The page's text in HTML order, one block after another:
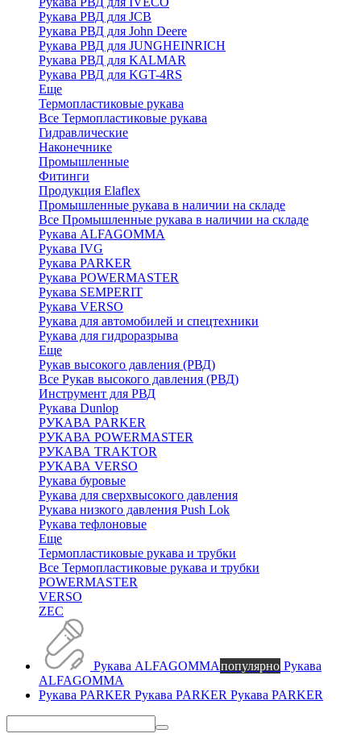
Рукава РВД для JCB
Рукава РВД для John Deere
Рукава РВД для JUNGHEINRICH
Рукава РВД для KALMAR
Рукава РВД для KGT-4RS
Еще
Термопластиковые рукава
Все Термопластиковые рукава
Гидравлические
Наконечнике
Промышленные
Фитинги
Продукция Elaflex
Промышленные рукава в наличии на складе
Все Промышленные рукава в наличии на складе
Рукава ALFAGOMMA
Рукава IVG
Рукава PARKER
Рукава POWERMASTER
Рукава SEMPERIT
Рукава VERSO
Рукава для автомобилей и спецтехники
Рукава для гидроразрыва
Еще
Рукав высокого давления (РВД)
Все Рукав высокого давления (РВД)
Инструмент для РВД
Рукава Dunlop
РУКАВА PARKER
РУКАВА POWERMASTER
РУКАВА TRAKTOR
РУКАВА VERSO
Рукава буровые
Рукава для сверхвысокого давления
Рукава низкого давления Push Lok
Рукава тефлоновые
Еще
Термопластиковые рукава и трубки
Все Термопластиковые рукава и трубки
POWERMASTER
VERSO
ZEC
Рукава ALFAGOMMAпопулярно Рукава
ALFAGOMMA
Рукава PARKER Рукава PARKER